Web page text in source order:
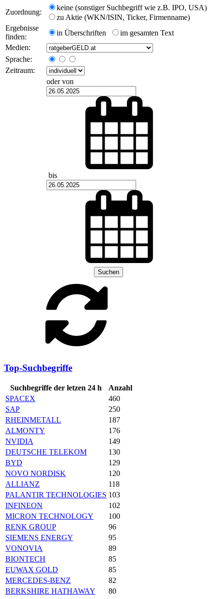
Zuordnung:
keine (sonstiger Suchbegriff wie z.B. IPO, USA)
zu Aktie (WKN/ISIN, Ticker, Firmenname)
Ergebnisse
finden:
in Überschriften
im gesamten Text
Medien:
Sprache:
Zeitraum:
oder von
bis
Suchen
Top-Suchbegriffe
Suchbegriffe der letzen 24 h
Anzahl
SPACEX
460
SAP
250
RHEINMETALL
187
ALMONTY
176
NVIDIA
149
DEUTSCHE TELEKOM
130
BYD
129
NOVO NORDISK
120
ALLIANZ
118
PALANTIR TECHNOLOGIES 103
INFINEON
102
MICRON TECHNOLOGY
100
RENK GROUP
96
SIEMENS ENERGY
95
VONOVIA
89
BIONTECH
85
EUWAX GOLD
85
MERCEDES-BENZ
82
BERKSHIRE HATHAWAY
80